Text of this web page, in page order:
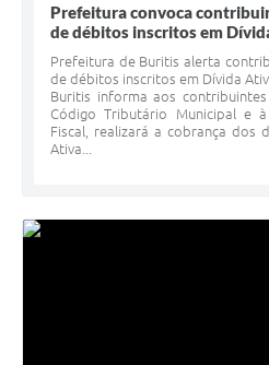
Prefeitura convoca
de débitos inscritos em
Prefeitura de Buritis alerta
de débitos inscritos em Dívida
Buritis informa aos
Código Tributário Municipal e
Fiscal, realizará a cobrança dos
Ativa...